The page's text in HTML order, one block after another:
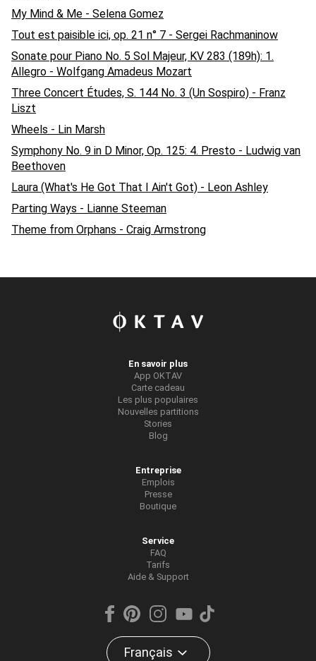
My Mind & Me - Selena Gomez
Tout est paisible ici, op. 21 n° 7 - Sergei Rachmaninow
Sonate pour Piano No. 5 Sol Majeur, KV 283 (189h): 1.
Allegro - Wolfgang Amadeus Mozart
Three Concert Études, S. 144 No. 3 (Un Sospiro) - Franz
Liszt
Wheels - Lin Marsh
Symphony No. 9 in D Minor, Op. 125: 4. Presto - Ludwig van
Beethoven
Laura (What's He Got That I Ain't Got) - Leon Ashley
Parting Ways - Lianne Steeman
Theme from Orphans - Craig Armstrong
En savoir plus
App OKTAV
Carte cadeau
Les plus populaires
Nouvelles partitions
Stories
Blog
Entreprise
Emplois
Presse
Boutique
Service
FAQ
Tarifs
Aide & Support
Français